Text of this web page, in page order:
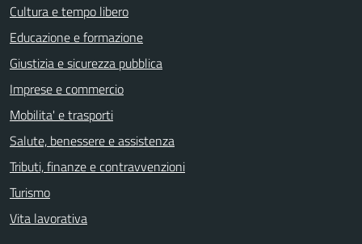
Cultura e tempo libero
Educazione e formazione
Giustizia e sicurezza pubblica
Imprese e commercio
Mobilita' e trasporti
Salute, benessere e assistenza
Tributi, finanze e contravvenzioni
Turismo
Vita lavorativa